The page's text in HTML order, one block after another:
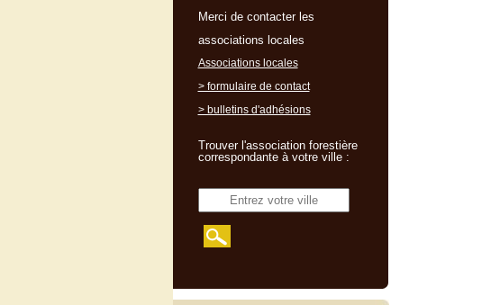
Merci de contacter les
associations locales
Associations locales
> formulaire de contact
> bulletins d'adhésions
Trouver l'association forestière
correspondante à votre ville :